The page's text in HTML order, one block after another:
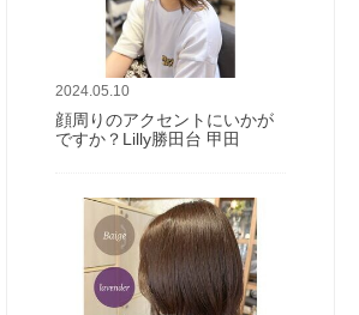
2024.05.10
顔周りのアクセントにいかが
ですか？Lilly勝田台 甲田